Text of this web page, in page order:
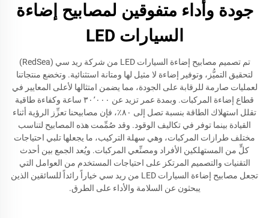
جودة وأداء متفوقين لمصابيح إضاءة
السيارات LED
تم تصميم مصابيح إضاءة السيارات LED من شركة ريد سي (RedSea)
لتحقيق التميُّز، وتوفير إضاءة لا مثيل لها ومتانة استثنائية. وتخضع منتجاتنا
لعمليات صارمة للرقابة على الجودة، مما يضمن امتثالها لأعلى المعايير في
قطاع إضاءة المركبات. وبمدة عمر تزيد عن ٣٠٬٠٠٠ ساعة وكفاءة طاقية
تقلل استهلاك الطاقة بنسبة تصل إلى ٨٠٪، فإن مصابيحنا تعزِّز الرؤية أثناء
القيادة بينما توفر في تكاليف الوقود. وقد صُمِّمت هذه المصابيح لتناسب
مختلف طرازات المركبات، وهي سهلة التركيب، ما يجعلها تلبي احتياجات
كلٍّ من المستهلكين الأفراد ومصنِّعي المركبات. ويُعد الجمع بين أحدث
التقنيات والتصميم المرتكز على احتياجات المستخدم من العوامل التي
تجعل مصابيح إضاءة السيارات LED من ريد سي خياراً رائداً للسائقين الذين
يبحثون عن السلامة والأداء على الطرق.